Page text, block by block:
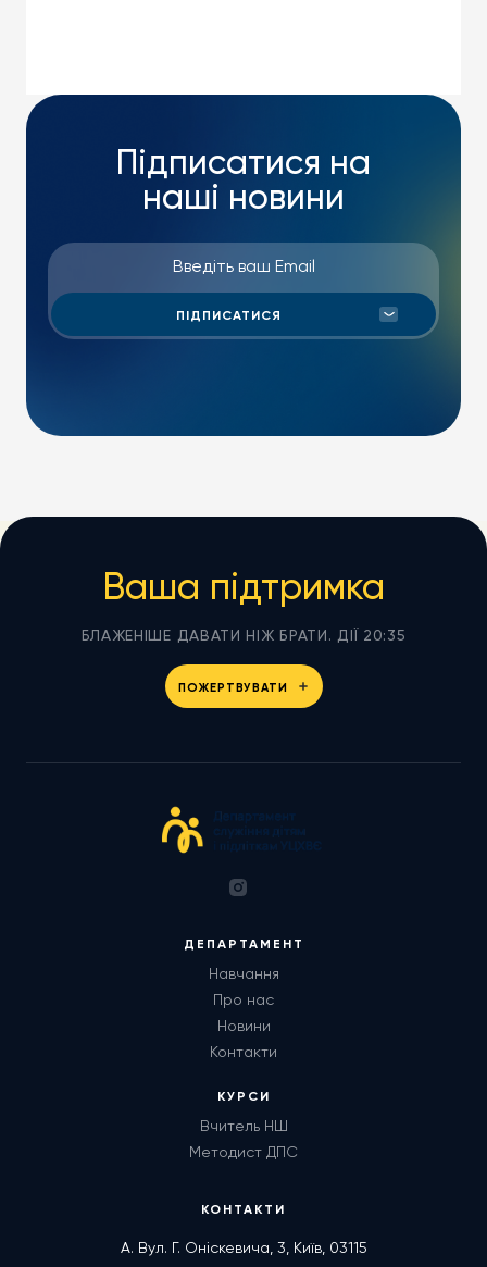
Підписатися на
наші новини
Ваша підтримка
БЛАЖЕНІШЕ ДАВАТИ НІЖ БРАТИ. ДІЇ 20:35
ПОЖЕРТВУВАТИ
ДЕПАРТАМЕНТ
Навчання
Про нас
Новини
Контакти
КУРСИ
Вчитель НШ
Методист ДПС
КОНТАКТИ
А. Вул. Г. Оніскевича, 3, Київ, 03115